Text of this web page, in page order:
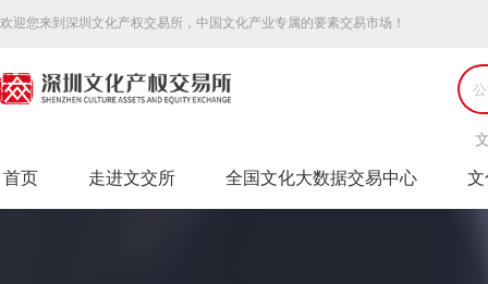
欢迎您来到深圳文化产权交易所，中国文化产业专属的要素交易市场！
首页 走进文交所 全国文化大数据交易中心 文